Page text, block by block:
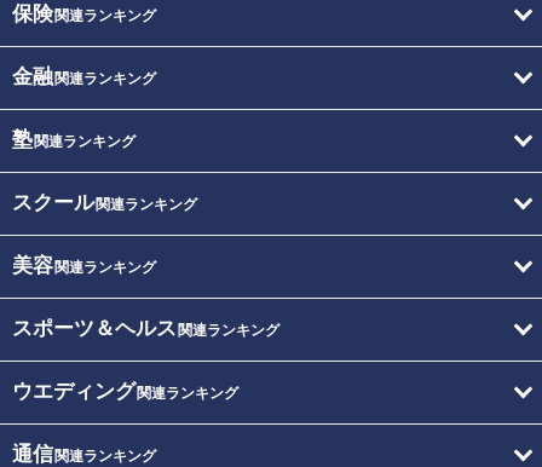
保険関連ランキング
金融関連ランキング
塾関連ランキング
スクール関連ランキング
美容関連ランキング
スポーツ＆ヘルス 関連ランキング
ウエディング関連ランキング
通信関連ランキング